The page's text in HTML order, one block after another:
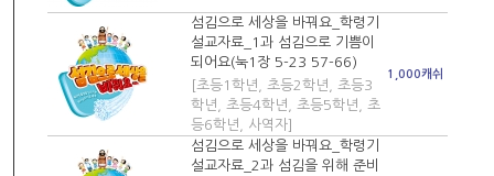
섬김으로 세상을 바꿔요_학령기
설교자료_1과 섬김으로 기쁨이
되어요(눅1장 5-23 57-66)
[초등1학년, 초등2학년, 초등3
학년, 초등4학년, 초등5학년, 초
등6학년, 사역자]
1,000캐쉬
섬김으로 세상을 바꿔요_학령기
설교자료_2과 섬김을 위해 준비